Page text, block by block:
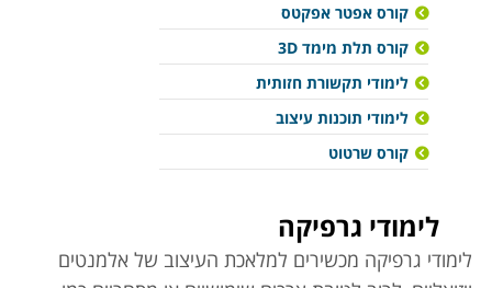
קורס אפטר אפקטס
קורס תלת מימד 3D
לימודי תקשורת חזותית
לימודי תוכנות עיצוב
קורס שרטוט
לימודי גרפיקה
לימודי גרפיקה מכשירים למלאכת העיצוב של אלמנטים